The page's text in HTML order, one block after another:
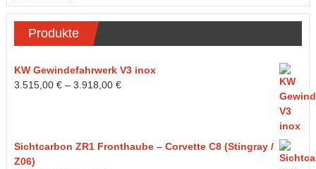
Produkte
KW Gewindefahrwerk V3 inox
3.515,00 €– 3.918,00 €
Sichtcarbon ZR1 Fronthaube – Corvette C8 (Stingray /
Z06)